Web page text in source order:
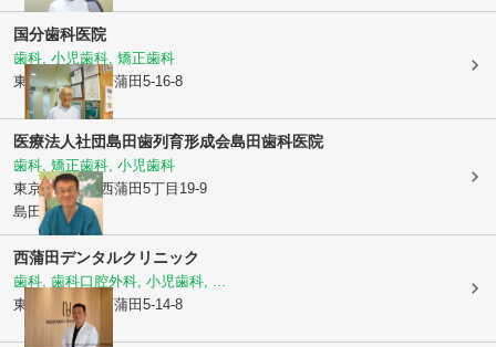
国分歯科医院
歯科, 小児歯科, 矯正歯科
東京都大田区西蒲田5-16-8
医療法人社団島田歯列育形成会島田歯科医院
歯科, 矯正歯科, 小児歯科
東京都大田区 西蒲田5丁目19-9
島田ビル1F
西蒲田デンタルクリニック
歯科, 歯科口腔外科, 小児歯科, ...
東京都大田区
西蒲田5-14-8